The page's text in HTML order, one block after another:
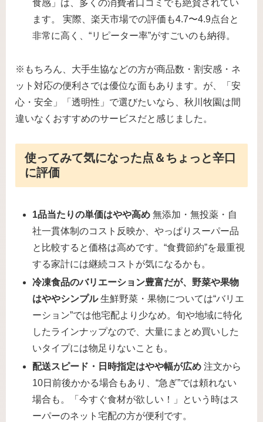
食感」は、多くの消費者口コミでも絶賛されてい
ます。 実際、楽天市場での評価も4.7〜4.9点台と
非常に高く、“リピーター率”がすごいのも納得。
※もちろん、大手生協などの方が商品数・割安感・ネ
ット対応の便利さでは優位な面もあります。が、「安
心・安全」「透明性」で選びたいなら、秋川牧園は間
違いなくおすすめのサービスだと感じました。
使ってみて気になった点＆ちょっと辛口
に評価
1品当たりの単価はやや高め 無添加・無投薬・自
社一貫体制のコスト反映か、やっぱりスーパー品
と比較すると価格は高めです。“食費節約”を最重視
する家計には継続コストが気になるかも。
冷凍食品のバリエーション豊富だが、野菜や果物
はややシンプル生鮮野菜・果物については“バリエ
ーション”では他宅配より少なめ。旬や地域に特化
したラインナップなので、大量にまとめ買いした
いタイプには物足りないことも。
配送スピード・日時指定はやや幅が広め 注文から
10日前後かかる場合もあり、“急ぎ”では頼れない
場合も。「今すぐ食材が欲しい！」という時はス
ーパーのネット宅配の方が便利です。